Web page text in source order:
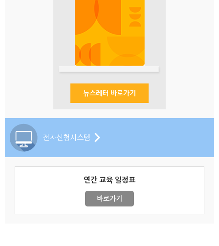
뉴스레터 바로가기
전자신청시스템
연간 교육 일정표
바로가기